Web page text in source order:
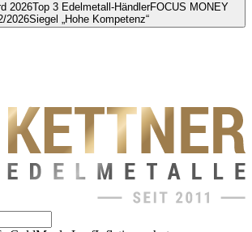
2026Top 3 Edelmetall-HändlerFOCUS MONEY
2026Siegel „Hohe Kompetenz“